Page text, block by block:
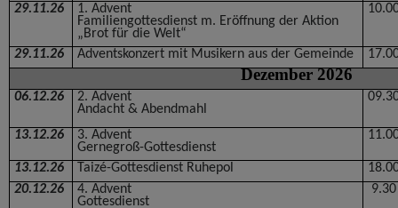
29.11.26
1. Advent
Familiengottesdienst m. Eröffnung der Aktion
„Brot für die Welt“
29.11.26 Adventskonzert mit Musikern aus der Gemeinde
Dezember 2026
06.12.26
2. Advent
Andacht & Abendmahl
13.12.26
3. Advent
Gernegroß-Gottesdienst
13.12.26 Taizé-Gottesdienst Ruhepol
20.12.26
4. Advent
Gottesdienst
9.30